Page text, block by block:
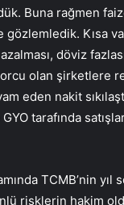
Buna rağmen
Kısa
döviz
olan şirketlere
eden nakit
tarafında
TCMB’nin yıl
risklerin hakim